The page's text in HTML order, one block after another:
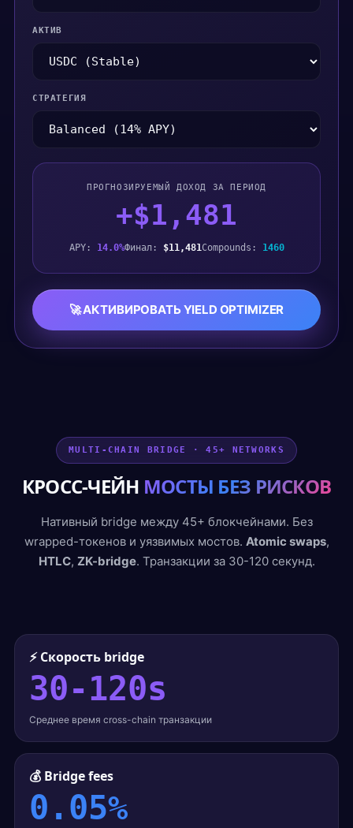
АКТИВ
СТРАТЕГИЯ
ПРОГНОЗИРУЕМЫЙ ДОХОД ЗА ПЕРИОД
+$1,481
APY: 14.0%Финал: $11,481Compounds: 1460
🚀 АКТИВИРОВАТЬ YIELD OPTIMIZER
MULTI-CHAIN BRIDGE · 45+ NETWORKS
КРОСС-ЧЕЙН МОСТЫ БЕЗ РИСКОВ
Нативный bridge между 45+ блокчейнами. Без
wrapped-токенов и уязвимых мостов. Atomic swaps,
HTLC, ZK-bridge. Транзакции за 30-120 секунд.
ETH
SOL ARB
OP
⚡ Скорость bridge
30-120s
Среднее время cross-chain транзакции
💰 Bridge fees
0.05%